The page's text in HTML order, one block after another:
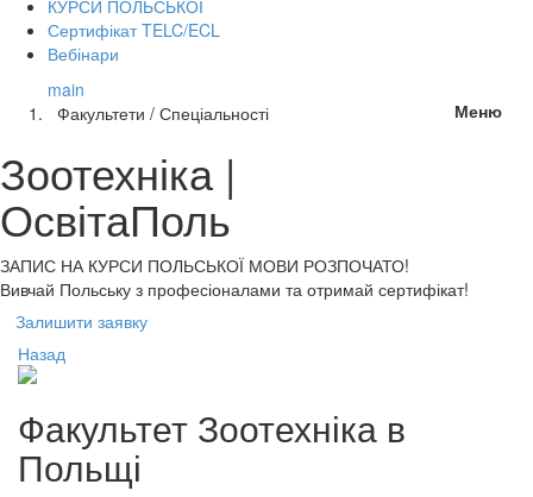
КУРСИ ПОЛЬСЬКОЇ
Сертифікат TELC/ECL
Вебінари
Меню
main
Факультети / Спеціальності
Зоотехніка |
ОсвітаПоль
ЗАПИС НА КУРСИ ПОЛЬСЬКОЇ МОВИ РОЗПОЧАТО!
Вивчай Польську з професіоналами та отримай сертифікат!
Залишити заявку
Назад
Факультет Зоотехніка в
Польщі